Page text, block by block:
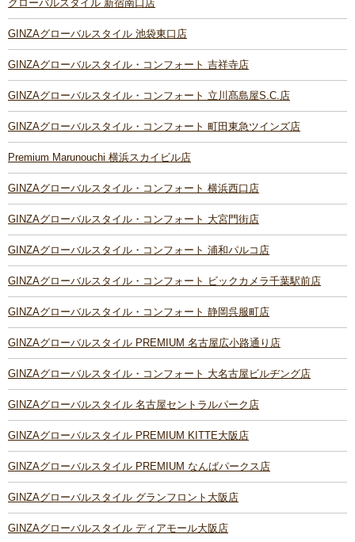
グローバルスタイル 新宿南口店
GINZAグローバルスタイル 池袋東口店
GINZAグローバルスタイル・コンフォート 吉祥寺店
GINZAグローバルスタイル・コンフォート 立川髙島屋S.C.店
GINZAグローバルスタイル・コンフォート 町田東急ツインズ店
Premium Marunouchi 横浜スカイビル店
GINZAグローバルスタイル・コンフォート 横浜西口店
GINZAグローバルスタイル・コンフォート 大宮門街店
GINZAグローバルスタイル・コンフォート 浦和パルコ店
GINZAグローバルスタイル・コンフォート ビックカメラ千葉駅前店
GINZAグローバルスタイル・コンフォート 静岡呉服町店
GINZAグローバルスタイル PREMIUM 名古屋広小路通り店
GINZAグローバルスタイル・コンフォート 大名古屋ビルヂング店
GINZAグローバルスタイル 名古屋セントラルパーク店
GINZAグローバルスタイル PREMIUM KITTE大阪店
GINZAグローバルスタイル PREMIUM なんばパークス店
GINZAグローバルスタイル グランフロント大阪店
GINZAグローバルスタイル ディアモール大阪店